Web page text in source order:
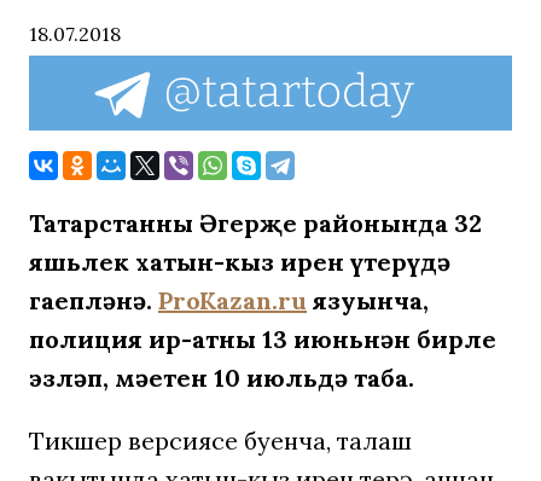
18.07.2018
Татарстанның Әгерҗе районында 32
яшьлек хатын-кыз ирен үтерүдә
гаепләнә. ProKazan.ru язуынча,
полиция ир-атны 13 июньнән бирле
эзләп, мәетен 10 июльдә таба.
Тикшерү версиясе буенча, талаш